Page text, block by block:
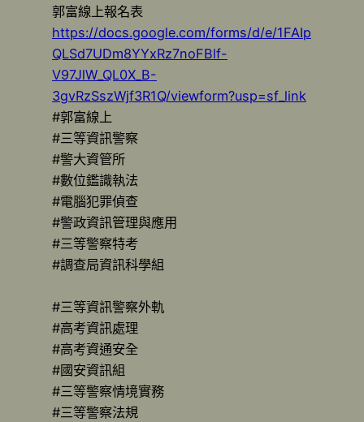
郭富線上報名表
https://docs.google.com/forms/d/e/1FAIp
QLSd7UDm8YYxRz7noFBlf-
V97JlW_QL0X_B-
3gvRzSszWjf3R1Q/viewform?usp=sf_link
#郭富線上
#三等資訊警察
#警大資管所
#數位鑑識執法
#電腦犯罪偵查
#警政資訊管理與應用
#三等警察特考
#調查局資訊科學組
#三等資訊警察外軌
#高考資訊處理
#高考資通安全
#國安資訊組
#三等警察情境實務
#三等警察法規